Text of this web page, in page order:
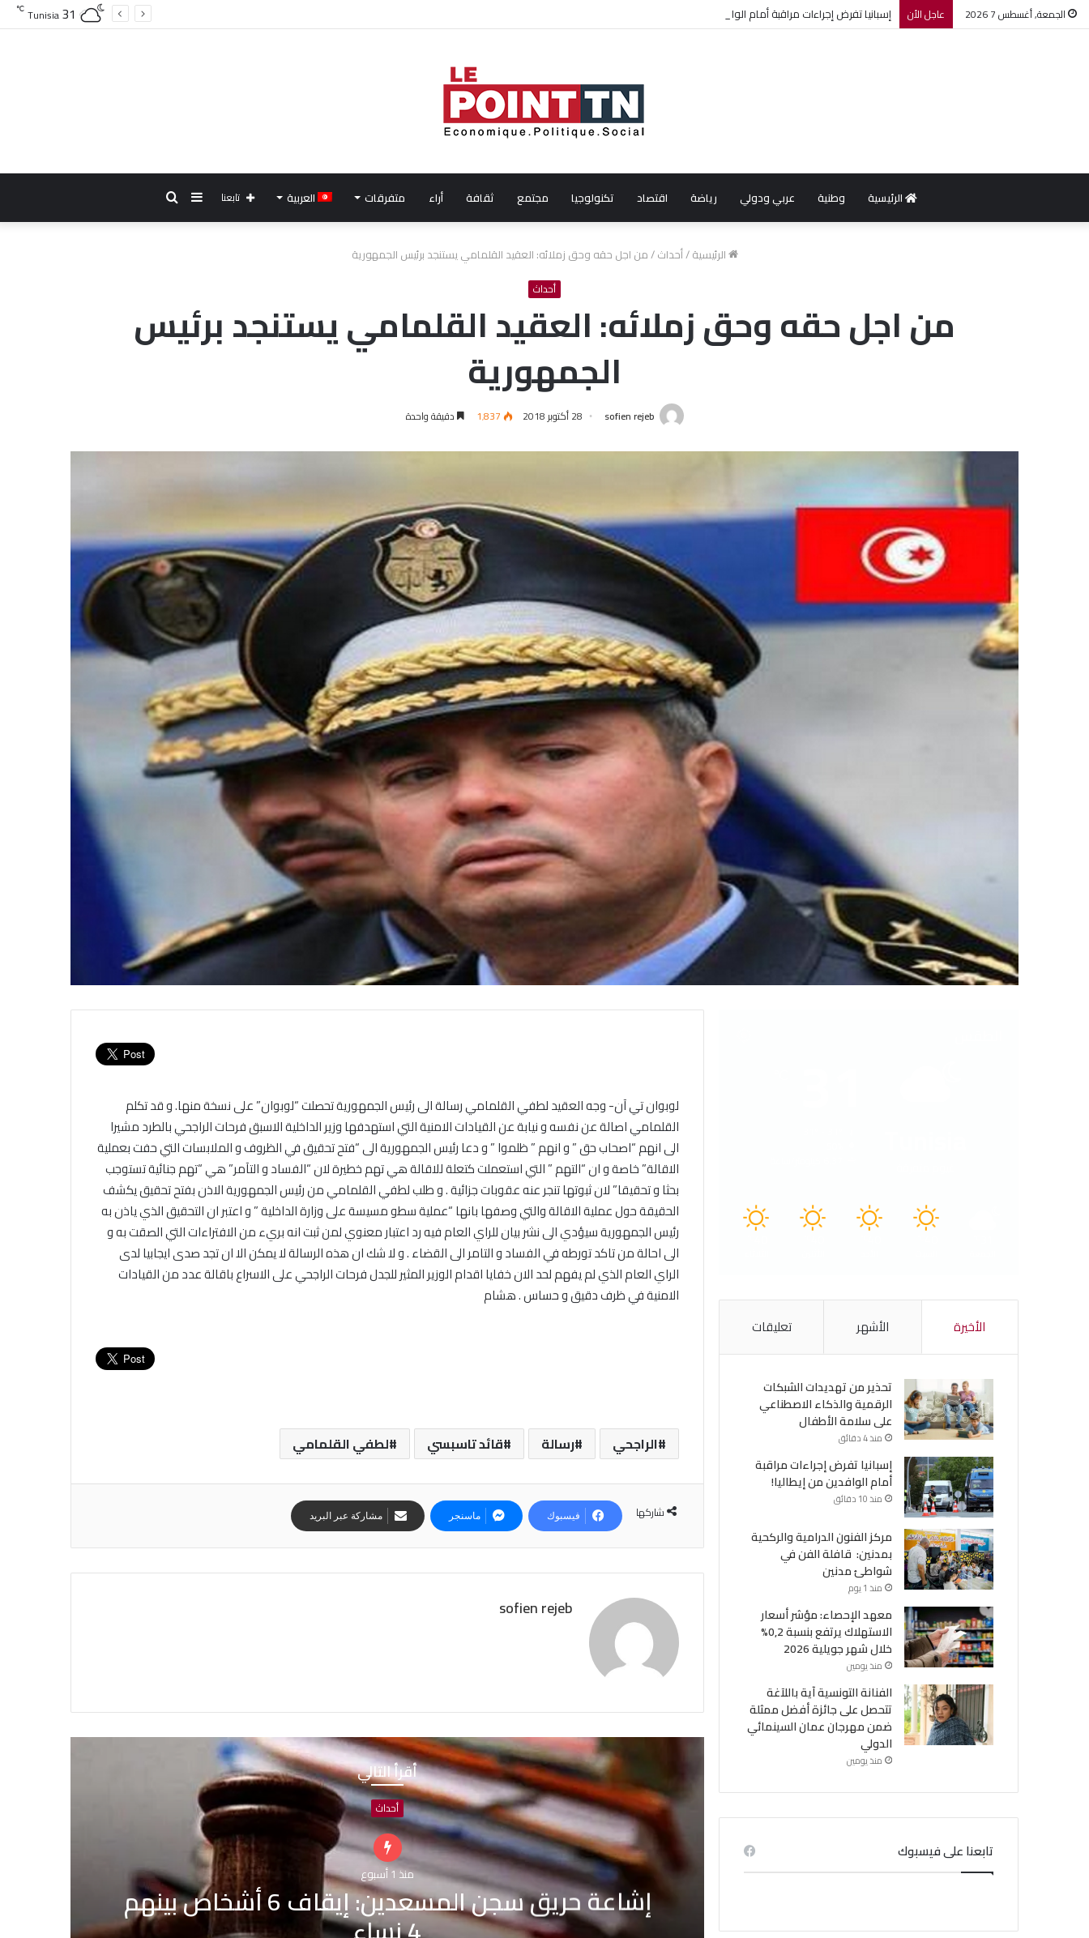
الجمعة, أغسطس 7 2026 عاجل الأن إسبانيا تفرض إجراءات مراقبة أمام الوافدين من إيطاليا! Tunisia31
℃
الرئيسية وطنية عربي ودولي رياضة اقتصاد تكنولوجيا مجتمع ثقافة أراء متفرقات العربية
بحثإضافة
تابعنا
الرئيسية/أحداث/من اجل حقه وحق زملائه: العقيد القلمامي يستنجد برئيس الجمهورية
أحداث
من اجل حقه وحق زملائه: العقيد القلمامي يستنجد برئيس
الجمهورية
sofien rejeb 28 أكتوبر 2018 1٬837 دقيقة واحدة
لوبوان تي آن- وجه العقيد لطفي القلمامي رسالة الى رئيس الجمهورية تحصلت “لوبوان” على نسخة منها. و قد تكلم
القلمامي اصالة عن نفسه و نيابة عن القيادات الامنية التي استهدفها وزير الداخلية الاسبق فرحات الراجحي بالطرد مشيرا
الى انهم “اصحاب حق ” و انهم ” ظلموا ” و دعا رئيس الجمهورية الى “فتح تحقيق في الظروف و الملابسات التي حفت بعملية
الاقالة” خاصة و ان “التهم ” التي استعملت كتعلة للاقالة هي تهم خطيرة لان “الفساد و التآمر” هي “تهم جنائية تستوجب
بحثا و تحقيقا” لان ثبوتها تنجر عنه عقوبات جزائية . و طلب لطفي القلمامي من رئيس الجمهورية الاذن بفتح تحقيق يكشف
الحقيقة حول عملية الاقالة والتي وصفها بانها “عملية سطو مسيسة على وزارة الداخلية ” و اعتبر ان التحقيق الذي ياذن به
رئيس الجمهورية سيؤدي الى نشر بيان للراي العام فيه رد اعتبار معنوي لمن ثبت انه بريء من الافتراءات التي الصقت به و
الى احالة من تاكد تورطه في الفساد و التامر الى القضاء . و لا شك ان هذه الرسالة لا يمكن الا ان تجد صدى ايجابيا لدى
الراي العام الذي لم يفهم لحد الان خفايا اقدام الوزير المثير للجدل فرحات الراجحي على الاسراع باقالة عدد من القيادات
الامنية في ظرف دقيق و حساس . هشام
الراجحي رسالة قائد تاسبسي لطفي القلمامي
شاركها فيسبوك ماسنجر مشاركة عبر البريد
sofien rejeb
أقرأ التالي
أحداث
منذ أسبوعين
هيئة السجون تنفي تدهور الحالة الصحية لبعض
المساجين
الأخيرة الأشهر تعليقات
تحذير من تهديدات الشبكات
الرقمية والذكاء الاصطناعي
على سلامة الأطفال
منذ 4 دقائق
إسبانيا تفرض إجراءات مراقبة
أمام الوافدين من إيطاليا!
منذ 10 دقائق
مركز الفنون الدرامية والركحية
بمدنين: قافلة الفن في
شواطئ مدنين
منذ 1 يوم
معهد الإحصاء: مؤشر أسعار
الاستهلاك يرتفع بنسبة 0,2%
خلال شهر جويلية 2026
منذ يومين
الفنانة التونسية آية باللآغة
تتحصل على جائزة أفضل ممثلة
ضمن مهرجان عمان السينمائي
الدولي
منذ يومين
تابعنا على فيسبوك